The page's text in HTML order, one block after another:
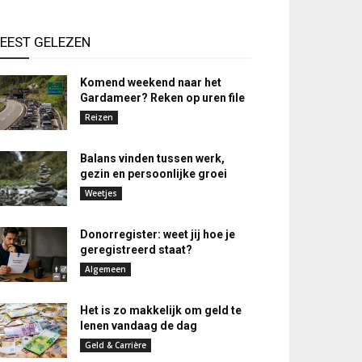
GELEZEN
Komend weekend naar het
Gardameer? Reken op uren file
Reizen
Balans vinden tussen werk,
gezin en persoonlijke groei
Weetjes
Donorregister: weet jij hoe je
geregistreerd staat?
Algemeen
Het is zo makkelijk om geld te
lenen vandaag de dag
Geld & Carrière